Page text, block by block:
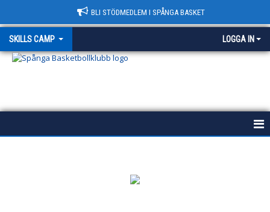
BLI STÖDMEDLEM I SPÅNGA BASKET
SKILLS CAMP LOGGA IN